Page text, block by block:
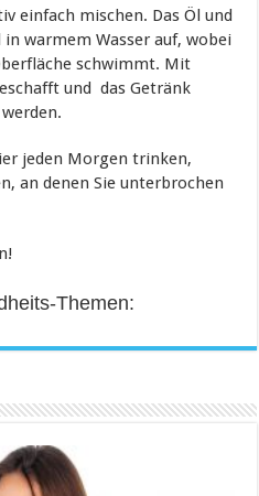
einfach mischen. Das Öl und
warmem Wasser auf, wobei
schwimmt. Mit
und das Getränk
jeden Morgen trinken,
an denen Sie unterbrochen
Themen: